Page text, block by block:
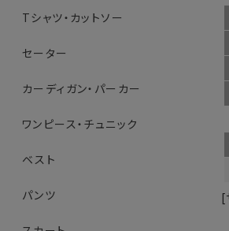
Tシャツ・カットソー
セーター
カーディガン・パーカー
ワンピース・チュニック
ベスト
パンツ
[